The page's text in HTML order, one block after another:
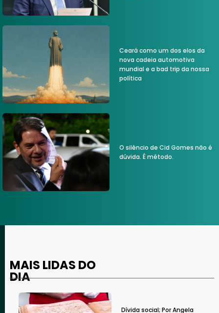
Ceará como um dos elos da
nova cadeia automotiva
mundial e a bad trip da nossa
política
O silêncio de Cid Gomes não é
dúvida. É método.
MAIS LIDAS DO
DIA
Dívida social; Por Angela